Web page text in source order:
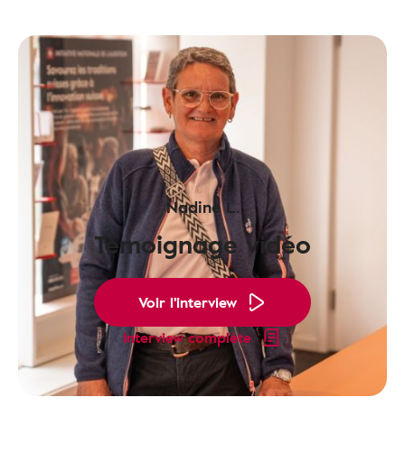
Nadine L.
Témoignage vidéo
Voir l'interview
Interview complète